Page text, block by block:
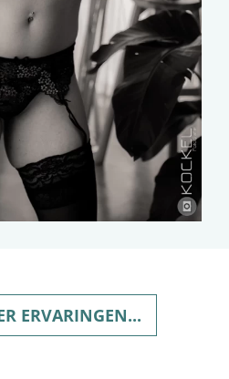
ERVARINGEN...